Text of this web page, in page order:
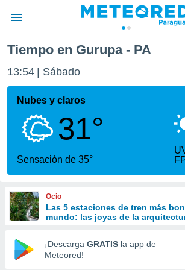
de
ha
calidad.
a este
las
y
forma
digital
basada
Tiempo en Gurupa - PA
13:54 Sábado
Nubes y claros
31°
Sensación de 35°
Ocio
Las 5 estaciones de tren más
mundo: las joyas de la
¡Descarga GRATIS la app de
Meteored!